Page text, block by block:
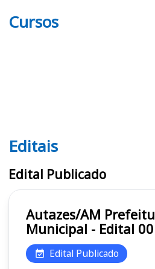
Cursos
Editais
Editais
Edital Publicado
Autazes/AM Prefeitura
Municipal - Edital
Edital Publicado